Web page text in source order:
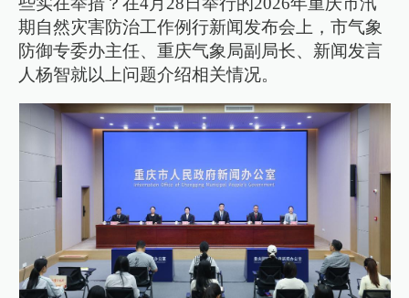
期自然灾害防治工作例行新闻发布会上，市气象
防御专委办主任、重庆气象局副局长、新闻发言
人杨智就以上问题介绍相关情况。